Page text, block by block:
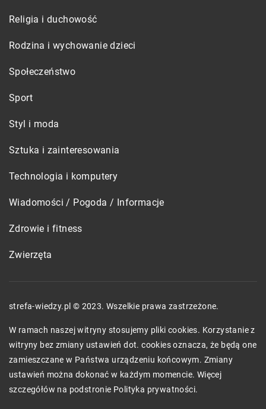
Religia i duchowość
Rodzina i wychowanie dzieci
Społeczeństwo
Sport
Styl i moda
Sztuka i zainteresowania
Technologia i komputery
Wiadomości / Pogoda / Informacje
Zdrowie i fitness
Zwierzęta
strefa-wiedzy.pl © 2023. Wszelkie prawa zastrzeżone.
W ramach naszej witryny stosujemy pliki cookies. Korzystanie z
witryny bez zmiany ustawień dot. cookies oznacza, że będą one
zamieszczane w Państwa urządzeniu końcowym. Zmiany
ustawień można dokonać w każdym momencie. Więcej
szczegółów na podstronie Polityka prywatności.